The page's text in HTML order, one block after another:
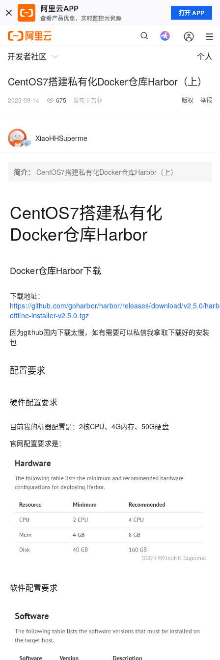
打开 APP
开发者社区 个人
CentOS7搭建私有化Docker仓库Harbor（上）
2023-09-14 675 发布于吉林 版权 举报
XiaoHHSuperme
简介： CentOS7搭建私有化Docker仓库Harbor（上）
CentOS7搭建私有化
Docker仓库Harbor
Docker仓库Harbor下载
下载地址：
https://github.com/goharbor/harbor/releases/download/v2.5.0/
offline-installer-v2.5.0.tgz
因为github国内下载太慢，如有需要可以私信我拿取下载好的安装
包
配置要求
硬件配置要求
目前我的机器配置是：2核CPU、4G内存、50G硬盘
官网配置要求是：
软件配置要求